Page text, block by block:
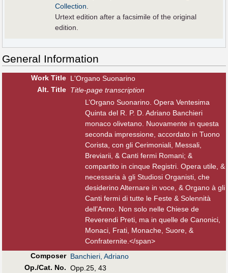
Collection
Urtext edition after a facsimile of the original
edition.
General Information
Work Title L'Organo Suonarino
Alt. Title Title-page transcription
L’Organo Suonarino. Opera Ventesima
Quinta del R. P. D. Adriano Banchieri
monaco olivetano. Nuovamente in questa
seconda impressione, accordato in Tuono
Corista, con gli Cerimoniali, Messali,
Breviarii, & Canti fermi Romani; &
compartito in cinque Registri. Opera utile, &
necessaria à gli Studiosi Organisti, che
desiderino Alternare in voce, & Organo à gli
Canti fermi di tutte le Feste & Solennità
dell’Anno. Non solo nelle Chiese de
Reverendi Preti, ma in quelle de Canonici,
Monaci, Frati, Monache, Suore, &
Confraternite.</span>
Composer Banchieri, Adriano
Op./Cat. No. Opp.25, 43